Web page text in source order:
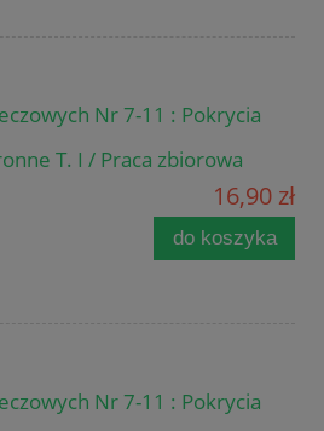
Nr 7-11 : Pokrycia
T. I / Praca zbiorowa
16,90 zł
do koszyka
Nr 7-11 : Pokrycia